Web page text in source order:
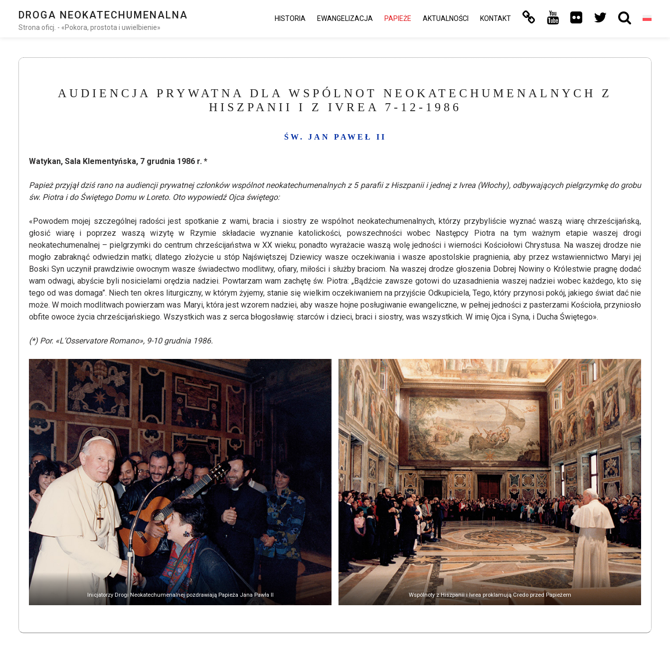
DROGA NEOKATECHUMENALNA
Strona oficj. - «Pokora, prostota i uwielbienie»
HISTORIA EWANGELIZACJA PAPIEŻE AKTUALNOŚCI KONTAKT
AUDIENCJA PRYWATNA DLA WSPÓLNOT NEOKATECHUMENALNYCH Z
HISZPANII I Z IVREA 7-12-1986
ŚW. JAN PAWEŁ II
Watykan, Sala Klementyńska, 7 grudnia 1986 r. *
Papież przyjął dziś rano na audiencji prywatnej członków wspólnot neokatechumenalnych z 5 parafii z Hiszpanii i jednej z Ivrea (Włochy), odbywających pielgrzymkę do grobu
św. Piotra i do Świętego Domu w Loreto. Oto wypowiedź Ojca świętego:
«Powodem mojej szczególnej radości jest spotkanie z wami, bracia i siostry ze wspólnot neokatechumenalnych, którzy przybyliście wyznać waszą wiarę chrześcijańską,
głosić wiarę i poprzez waszą wizytę w Rzymie składacie wyznanie katolickości, powszechności wobec Następcy Piotra na tym ważnym etapie waszej drogi
neokatechumenalnej – pielgrzymki do centrum chrześcijaństwa w XX wieku; ponadto wyrażacie waszą wolę jedności i wierności Kościołowi Chrystusa. Na waszej drodze nie
mogło zabraknąć odwiedzin matki; dlatego złożycie u stóp Najświętszej Dziewicy wasze oczekiwania i wasze apostolskie pragnienia, aby przez wstawiennictwo Maryi jej
Boski Syn uczynił prawdziwie owocnym wasze świadectwo modlitwy, ofiary, miłości i służby braciom. Na waszej drodze głoszenia Dobrej Nowiny o Królestwie pragnę dodać
wam odwagi, abyście byli nosicielami orędzia nadziei. Powtarzam wam zachętę św. Piotra: „Bądźcie zawsze gotowi do uzasadnienia waszej nadziei wobec każdego, kto się
tego od was domaga”. Niech ten okres liturgiczny, w którym żyjemy, stanie się wielkim oczekiwaniem na przyjście Odkupiciela, Tego, który przynosi pokój, jakiego świat dać nie
może. W moich modlitwach powierzam was Maryi, która jest wzorem nadziei, aby wasze hojne posługiwanie ewangeliczne, w pełnej jedności z pasterzami Kościoła, przyniosło
obfite owoce życia chrześcijańskiego. Wszystkich was z serca błogosławię: starców i dzieci, braci i siostry, was wszystkich. W imię Ojca i Syna, i Ducha Świętego».
(*) Por. «L’Osservatore Romano», 9-10 grudnia 1986.
Inicjatorzy Drogi Neokatechumenalnej pozdrawiają Papieża Jana Pawła II Wspólnoty z Hiszpanii i Ivrea proklamują Credo przed Papieżem